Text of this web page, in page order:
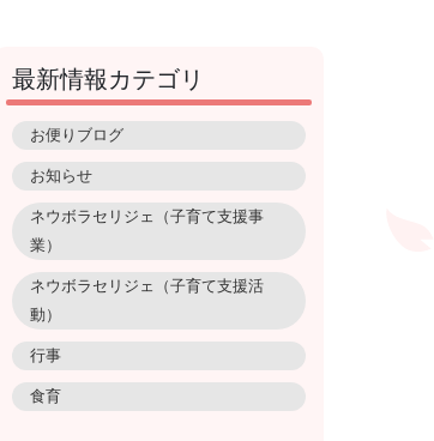
最新情報カテゴリ
お便りブログ
お知らせ
ネウボラセリジェ（子育て支援事
業）
ネウボラセリジェ（子育て支援活
動）
行事
食育